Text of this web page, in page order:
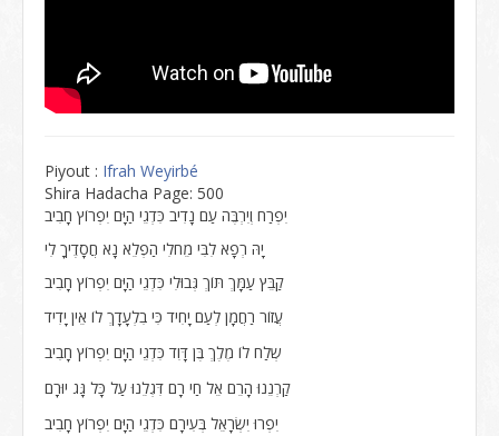
Piyout : Ifrah Weyirbé
Shira Hadacha Page: 500
יִפְרַח וְיִרְבֶּה עַם נָדִיב כִּדְגֵי הַיָּם יִפְרוֹץ חָבִיב
יָהּ רְפָא לִבִּי מֵחֹלִי הַפְלֵא נָא חֲסָדֶיךָ לִי
קַבֵּץ עַמָּךְ תּוֹךְ גְּבוּלִי כִּדְגֵי הַיָּם יִפְרוֹץ חָבִיב
עֲזוֹר רַחֲמָן לְעַם יָחִיד כִּי בִלְעָדָךְ לוֹ אֵין יָדִיד
שְלַח לוֹ מֶלֶךְ בֶּן דָּוִד כִּדְגֵי הַיָּם יִפְרוֹץ חָבִיב
קַרְנֵנוּ הָרֵם אֵל חַי רָם דִּגְלֵנוּ עַל כָּל גָּג יוּרָם
יִפְרוּ יִשְׂרָאֵל בְּעִירָם כִּדְגֵי הַיָּם יִפְרוֹץ חָבִיב